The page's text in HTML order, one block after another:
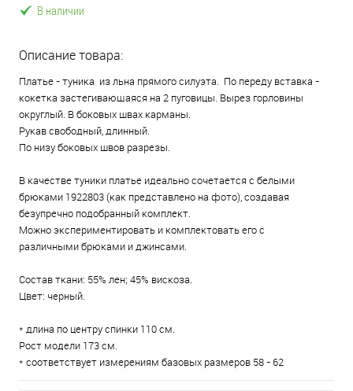
В наличии
Описание товара:
Платье - туника из льна прямого силуэта. По переду вставка -
кокетка застегивающаяся на 2 пуговицы. Вырез горловины
округлый. В боковых швах карманы.
Рукав свободный, длинный.
По низу боковых швов разрезы.
В качестве туники платье идеально сочетается с белыми
брюками 1922803 (как представлено на фото), создавая
безупречно подобранный комплект.
Можно экспериментировать и комплектовать его с
различными брюками и джинсами.
Состав ткани: 55% лен; 45% вискоза.
Цвет: черный.
* длина по центру спинки 110 см.
Рост модели 173 см.
* соответствует измерениям базовых размеров 58 - 62